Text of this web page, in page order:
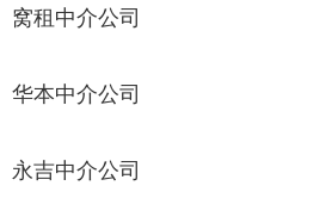
窝租中介公司
华本中介公司
永吉中介公司